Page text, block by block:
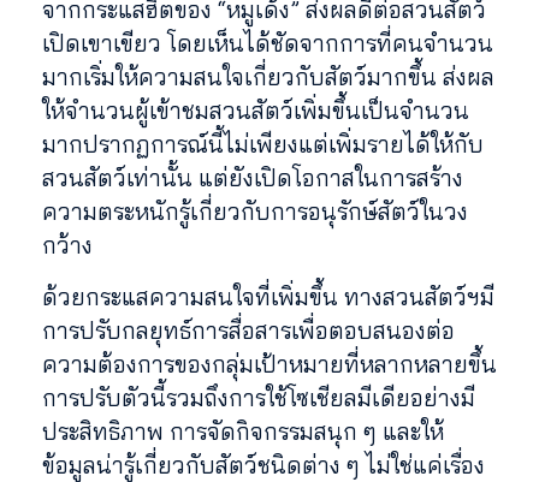
จากกระแสฮิตของ “หมูเด้ง” ส่งผลดีต่อสวนสัตว์
เปิดเขาเขียว โดยเห็นได้ชัดจากการที่คนจำนวน
มากเริ่มให้ความสนใจเกี่ยวกับสัตว์มากขึ้น ส่งผล
ให้จำนวนผู้เข้าชมสวนสัตว์เพิ่มขึ้นเป็นจำนวน
มากปรากฏการณ์นี้ไม่เพียงแต่เพิ่มรายได้ให้กับ
สวนสัตว์เท่านั้น แต่ยังเปิดโอกาสในการสร้าง
ความตระหนักรู้เกี่ยวกับการอนุรักษ์สัตว์ในวง
กว้าง
ด้วยกระแสความสนใจที่เพิ่มขึ้น ทางสวนสัตว์ฯมี
การปรับกลยุทธ์การสื่อสารเพื่อตอบสนองต่อ
ความต้องการของกลุ่มเป้าหมายที่หลากหลายขึ้น
การปรับตัวนี้รวมถึงการใช้โซเชียลมีเดียอย่างมี
ประสิทธิภาพ การจัดกิจกรรมสนุก ๆ และให้
ข้อมูลน่ารู้เกี่ยวกับสัตว์ชนิดต่าง ๆ ไม่ใช่แค่เรื่อง